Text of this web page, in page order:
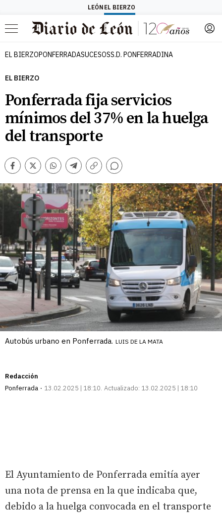
LEÓN EL BIERZO
Menú
EL BIERZOPONFERRADASUCESOSS.D. PONFERRADINA
EL BIERZO
Ponferrada fija servicios
mínimos del 37% en la huelga
del transporte
Facebook
TwitterWhatsappTelegram
Copiar
Comentarios
Autobús urbano en Ponferrada. LUIS DE LA MATA
Redacción
Ponferrada
13.02.2025 | 18:10 Actualizado: 13.02.2025 | 18:10
El Ayuntamiento de Ponferrada emitía ayer
una nota de prensa en la que indicaba que,
debido a la huelga convocada en el transporte